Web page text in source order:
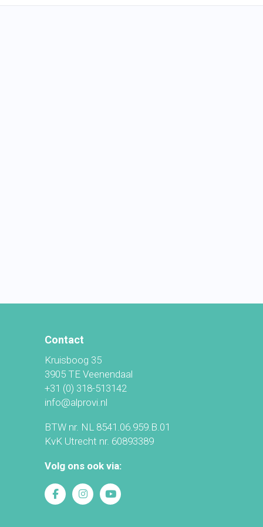
Contact
Kruisboog 35
3905 TE Veenendaal
+31 (0) 318-513142
info@alprovi.nl
BTW nr. NL 8541.06.959.B.01
KvK Utrecht nr. 60893389
Volg ons ook via: